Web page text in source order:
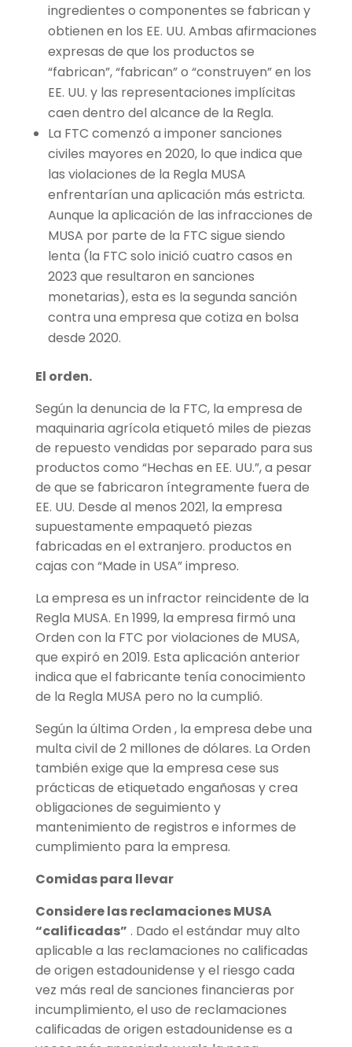
ingredientes o componentes se fabrican y
obtienen en los EE. UU. Ambas afirmaciones
expresas de que los productos se
“fabrican”, “fabrican” o “construyen” en los
EE. UU. y las representaciones implícitas
caen dentro del alcance de la Regla.
La FTC comenzó a imponer sanciones
civiles mayores en 2020, lo que indica que
las violaciones de la Regla MUSA
enfrentarían una aplicación más estricta.
Aunque la aplicación de las infracciones de
MUSA por parte de la FTC sigue siendo
lenta (la FTC solo inició cuatro casos en
2023 que resultaron en sanciones
monetarias), esta es la segunda sanción
contra una empresa que cotiza en bolsa
desde 2020.
El orden.
Según la denuncia de la FTC, la empresa de
maquinaria agrícola etiquetó miles de piezas
de repuesto vendidas por separado para sus
productos como “Hechas en EE. UU.”, a pesar
de que se fabricaron íntegramente fuera de
EE. UU. Desde al menos 2021, la empresa
supuestamente empaquetó piezas
fabricadas en el extranjero. productos en
cajas con “Made in USA” impreso.
La empresa es un infractor reincidente de la
Regla MUSA. En 1999, la empresa firmó una
Orden con la FTC por violaciones de MUSA,
que expiró en 2019. Esta aplicación anterior
indica que el fabricante tenía conocimiento
de la Regla MUSA pero no la cumplió.
Según la última Orden , la empresa debe una
multa civil de 2 millones de dólares. La Orden
también exige que la empresa cese sus
prácticas de etiquetado engañosas y crea
obligaciones de seguimiento y
mantenimiento de registros e informes de
cumplimiento para la empresa.
Comidas para llevar
Considere las reclamaciones MUSA
“calificadas” . Dado el estándar muy alto
aplicable a las reclamaciones no calificadas
de origen estadounidense y el riesgo cada
vez más real de sanciones financieras por
incumplimiento, el uso de reclamaciones
calificadas de origen estadounidense es a